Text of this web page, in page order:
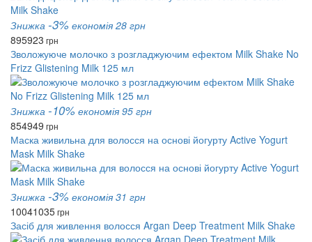
Знижка -3% економія 28 грн
895923 грн
Зволожуюче молочко з розгладжуючим ефектом Milk Shake No
Frizz Glistening Milk 125 мл
Знижка -10% економія 95 грн
854949 грн
Маска живильна для волосся на основі йогурту Active Yogurt
Mask Milk Shake
Знижка -3% економія 31 грн
10041035грн
Засіб для живлення волосся Argan Deep Treatment Milk Shake